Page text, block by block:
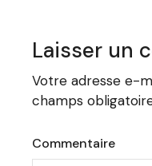
Laisser un
Votre adresse e-
champs
Commentaire